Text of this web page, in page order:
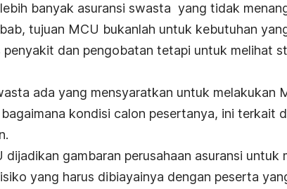
banyak asuransi swasta yang tidak
tujuan MCU bukanlah untuk kebutuhan
penyakit dan pengobatan tetapi untuk melihat
ada yang mensyaratkan untuk melakukan
kondisi calon pesertanya, ini terkait
dijadikan gambaran perusahaan asuransi untuk
yang harus dibiayainya dengan peserta